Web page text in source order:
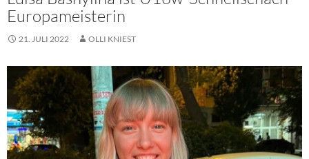
Europameisterin
21. JULI 2022 OLLI KNIEST